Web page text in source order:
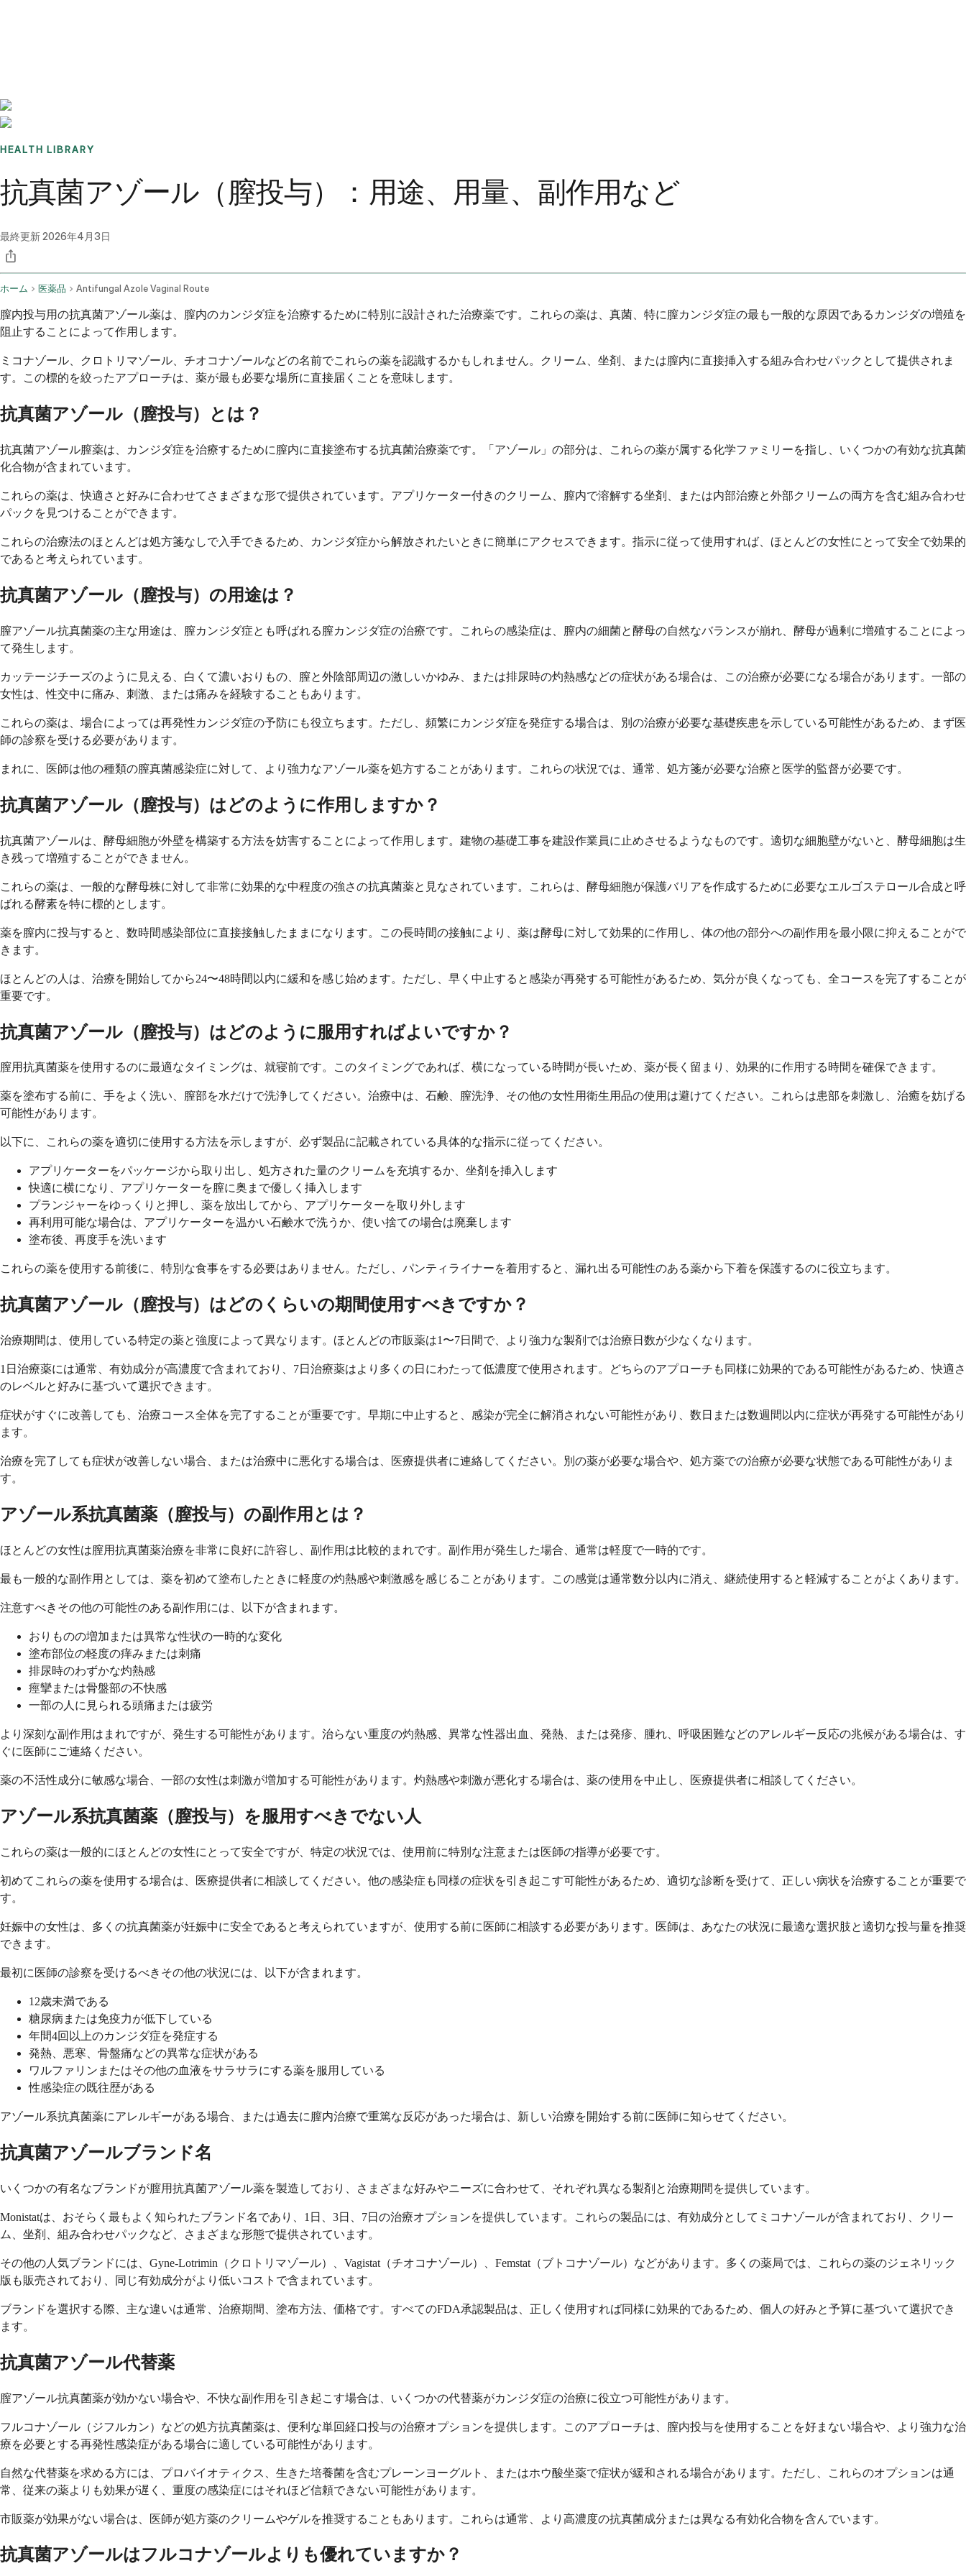
HEALTH LIBRARY
抗真菌アゾール（膣投与）：用途、用量、副作用など
最終更新2026年4月3日
ホーム 医薬品 Antifungal Azole Vaginal Route
膣内投与用の抗真菌アゾール薬は、膣内のカンジダ症を治療するために特別に設計された治療薬です。これらの薬は、真菌、特に膣カンジダ症の最も一般的な原因であるカンジダの増殖を
阻止することによって作用します。
ミコナゾール、クロトリマゾール、チオコナゾールなどの名前でこれらの薬を認識するかもしれません。クリーム、坐剤、または膣内に直接挿入する組み合わせパックとして提供されま
す。この標的を絞ったアプローチは、薬が最も必要な場所に直接届くことを意味します。
抗真菌アゾール（膣投与）とは？
抗真菌アゾール膣薬は、カンジダ症を治療するために膣内に直接塗布する抗真菌治療薬です。「アゾール」の部分は、これらの薬が属する化学ファミリーを指し、いくつかの有効な抗真菌
化合物が含まれています。
これらの薬は、快適さと好みに合わせてさまざまな形で提供されています。アプリケーター付きのクリーム、膣内で溶解する坐剤、または内部治療と外部クリームの両方を含む組み合わせ
パックを見つけることができます。
これらの治療法のほとんどは処方箋なしで入手できるため、カンジダ症から解放されたいときに簡単にアクセスできます。指示に従って使用すれば、ほとんどの女性にとって安全で効果的
であると考えられています。
抗真菌アゾール（膣投与）の用途は？
膣アゾール抗真菌薬の主な用途は、膣カンジダ症とも呼ばれる膣カンジダ症の治療です。これらの感染症は、膣内の細菌と酵母の自然なバランスが崩れ、酵母が過剰に増殖することによっ
て発生します。
カッテージチーズのように見える、白くて濃いおりもの、膣と外陰部周辺の激しいかゆみ、または排尿時の灼熱感などの症状がある場合は、この治療が必要になる場合があります。一部の
女性は、性交中に痛み、刺激、または痛みを経験することもあります。
これらの薬は、場合によっては再発性カンジダ症の予防にも役立ちます。ただし、頻繁にカンジダ症を発症する場合は、別の治療が必要な基礎疾患を示している可能性があるため、まず医
師の診察を受ける必要があります。
まれに、医師は他の種類の膣真菌感染症に対して、より強力なアゾール薬を処方することがあります。これらの状況では、通常、処方箋が必要な治療と医学的監督が必要です。
抗真菌アゾール（膣投与）はどのように作用しますか？
抗真菌アゾールは、酵母細胞が外壁を構築する方法を妨害することによって作用します。建物の基礎工事を建設作業員に止めさせるようなものです。適切な細胞壁がないと、酵母細胞は生
き残って増殖することができません。
これらの薬は、一般的な酵母株に対して非常に効果的な中程度の強さの抗真菌薬と見なされています。これらは、酵母細胞が保護バリアを作成するために必要なエルゴステロール合成と呼
ばれる酵素を特に標的とします。
薬を膣内に投与すると、数時間感染部位に直接接触したままになります。この長時間の接触により、薬は酵母に対して効果的に作用し、体の他の部分への副作用を最小限に抑えることがで
きます。
ほとんどの人は、治療を開始してから24〜48時間以内に緩和を感じ始めます。ただし、早く中止すると感染が再発する可能性があるため、気分が良くなっても、全コースを完了することが
重要です。
抗真菌アゾール（膣投与）はどのように服用すればよいですか？
膣用抗真菌薬を使用するのに最適なタイミングは、就寝前です。このタイミングであれば、横になっている時間が長いため、薬が長く留まり、効果的に作用する時間を確保できます。
薬を塗布する前に、手をよく洗い、膣部を水だけで洗浄してください。治療中は、石鹸、膣洗浄、その他の女性用衛生用品の使用は避けてください。これらは患部を刺激し、治癒を妨げる
可能性があります。
以下に、これらの薬を適切に使用する方法を示しますが、必ず製品に記載されている具体的な指示に従ってください。
アプリケーターをパッケージから取り出し、処方された量のクリームを充填するか、坐剤を挿入します
快適に横になり、アプリケーターを膣に奥まで優しく挿入します
プランジャーをゆっくりと押し、薬を放出してから、アプリケーターを取り外します
再利用可能な場合は、アプリケーターを温かい石鹸水で洗うか、使い捨ての場合は廃棄します
塗布後、再度手を洗います
これらの薬を使用する前後に、特別な食事をする必要はありません。ただし、パンティライナーを着用すると、漏れ出る可能性のある薬から下着を保護するのに役立ちます。
抗真菌アゾール（膣投与）はどのくらいの期間使用すべきですか？
治療期間は、使用している特定の薬と強度によって異なります。ほとんどの市販薬は1〜7日間で、より強力な製剤では治療日数が少なくなります。
1日治療薬には通常、有効成分が高濃度で含まれており、7日治療薬はより多くの日にわたって低濃度で使用されます。どちらのアプローチも同様に効果的である可能性があるため、快適さ
のレベルと好みに基づいて選択できます。
症状がすぐに改善しても、治療コース全体を完了することが重要です。早期に中止すると、感染が完全に解消されない可能性があり、数日または数週間以内に症状が再発する可能性があり
ます。
治療を完了しても症状が改善しない場合、または治療中に悪化する場合は、医療提供者に連絡してください。別の薬が必要な場合や、処方薬での治療が必要な状態である可能性がありま
す。
アゾール系抗真菌薬（膣投与）の副作用とは？
ほとんどの女性は膣用抗真菌薬治療を非常に良好に許容し、副作用は比較的まれです。副作用が発生した場合、通常は軽度で一時的です。
最も一般的な副作用としては、薬を初めて塗布したときに軽度の灼熱感や刺激感を感じることがあります。この感覚は通常数分以内に消え、継続使用すると軽減することがよくあります。
注意すべきその他の可能性のある副作用には、以下が含まれます。
おりものの増加または異常な性状の一時的な変化
塗布部位の軽度の痒みまたは刺痛
排尿時のわずかな灼熱感
痙攣または骨盤部の不快感
一部の人に見られる頭痛または疲労
より深刻な副作用はまれですが、発生する可能性があります。治らない重度の灼熱感、異常な性器出血、発熱、または発疹、腫れ、呼吸困難などのアレルギー反応の兆候がある場合は、す
ぐに医師にご連絡ください。
薬の不活性成分に敏感な場合、一部の女性は刺激が増加する可能性があります。灼熱感や刺激が悪化する場合は、薬の使用を中止し、医療提供者に相談してください。
アゾール系抗真菌薬（膣投与）を服用すべきでない人
これらの薬は一般的にほとんどの女性にとって安全ですが、特定の状況では、使用前に特別な注意または医師の指導が必要です。
初めてこれらの薬を使用する場合は、医療提供者に相談してください。他の感染症も同様の症状を引き起こす可能性があるため、適切な診断を受けて、正しい病状を治療することが重要で
す。
妊娠中の女性は、多くの抗真菌薬が妊娠中に安全であると考えられていますが、使用する前に医師に相談する必要があります。医師は、あなたの状況に最適な選択肢と適切な投与量を推奨
できます。
最初に医師の診察を受けるべきその他の状況には、以下が含まれます。
12歳未満である
糖尿病または免疫力が低下している
年間4回以上のカンジダ症を発症する
発熱、悪寒、骨盤痛などの異常な症状がある
ワルファリンまたはその他の血液をサラサラにする薬を服用している
性感染症の既往歴がある
アゾール系抗真菌薬にアレルギーがある場合、または過去に膣内治療で重篤な反応があった場合は、新しい治療を開始する前に医師に知らせてください。
抗真菌アゾールブランド名
いくつかの有名なブランドが膣用抗真菌アゾール薬を製造しており、さまざまな好みやニーズに合わせて、それぞれ異なる製剤と治療期間を提供しています。
Monistatは、おそらく最もよく知られたブランド名であり、1日、3日、7日の治療オプションを提供しています。これらの製品には、有効成分としてミコナゾールが含まれており、クリー
ム、坐剤、組み合わせパックなど、さまざまな形態で提供されています。
その他の人気ブランドには、Gyne-Lotrimin（クロトリマゾール）、Vagistat（チオコナゾール）、Femstat（ブトコナゾール）などがあります。多くの薬局では、これらの薬のジェネリック
版も販売されており、同じ有効成分がより低いコストで含まれています。
ブランドを選択する際、主な違いは通常、治療期間、塗布方法、価格です。すべてのFDA承認製品は、正しく使用すれば同様に効果的であるため、個人の好みと予算に基づいて選択でき
ます。
抗真菌アゾール代替薬
膣アゾール抗真菌薬が効かない場合や、不快な副作用を引き起こす場合は、いくつかの代替薬がカンジダ症の治療に役立つ可能性があります。
フルコナゾール（ジフルカン）などの処方抗真菌薬は、便利な単回経口投与の治療オプションを提供します。このアプローチは、膣内投与を使用することを好まない場合や、より強力な治
療を必要とする再発性感染症がある場合に適している可能性があります。
自然な代替薬を求める方には、プロバイオティクス、生きた培養菌を含むプレーンヨーグルト、またはホウ酸坐薬で症状が緩和される場合があります。ただし、これらのオプションは通
常、従来の薬よりも効果が遅く、重度の感染症にはそれほど信頼できない可能性があります。
市販薬が効果がない場合は、医師が処方薬のクリームやゲルを推奨することもあります。これらは通常、より高濃度の抗真菌成分または異なる有効化合物を含んでいます。
抗真菌アゾールはフルコナゾールよりも優れていますか？